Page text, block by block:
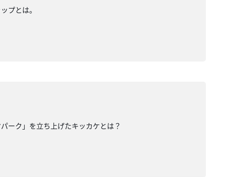
プとは。
ーク」を立ち上げたキッカケとは？